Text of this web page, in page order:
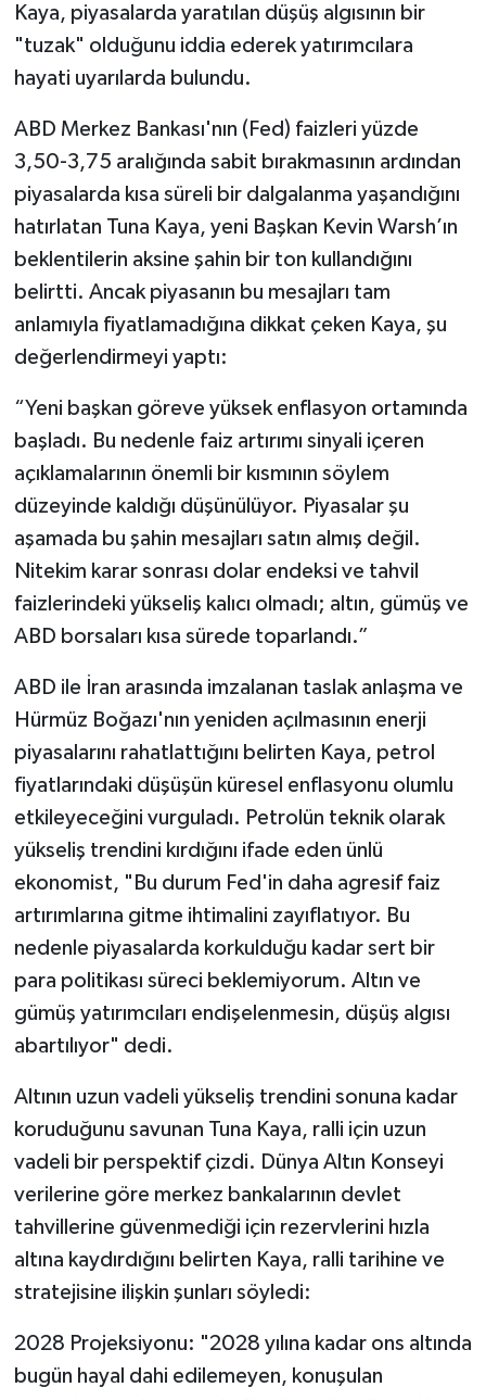
Kaya, piyasalarda yaratılan düşüş algısının bir
"tuzak" olduğunu iddia ederek yatırımcılara
hayati uyarılarda bulundu.
ABD Merkez Bankası'nın (Fed) faizleri yüzde
3,50-3,75 aralığında sabit bırakmasının ardından
piyasalarda kısa süreli bir dalgalanma yaşandığını
hatırlatan Tuna Kaya, yeni Başkan Kevin Warsh’ın
beklentilerin aksine şahin bir ton kullandığını
belirtti. Ancak piyasanın bu mesajları tam
anlamıyla fiyatlamadığına dikkat çeken Kaya, şu
değerlendirmeyi yaptı:
“Yeni başkan göreve yüksek enflasyon ortamında
başladı. Bu nedenle faiz artırımı sinyali içeren
açıklamalarının önemli bir kısmının söylem
düzeyinde kaldığı düşünülüyor. Piyasalar şu
aşamada bu şahin mesajları satın almış değil.
Nitekim karar sonrası dolar endeksi ve tahvil
faizlerindeki yükseliş kalıcı olmadı; altın, gümüş ve
ABD borsaları kısa sürede toparlandı.”
ABD ile İran arasında imzalanan taslak anlaşma ve
Hürmüz Boğazı'nın yeniden açılmasının enerji
piyasalarını rahatlattığını belirten Kaya, petrol
fiyatlarındaki düşüşün küresel enflasyonu olumlu
etkileyeceğini vurguladı. Petrolün teknik olarak
yükseliş trendini kırdığını ifade eden ünlü
ekonomist, "Bu durum Fed'in daha agresif faiz
artırımlarına gitme ihtimalini zayıflatıyor. Bu
nedenle piyasalarda korkulduğu kadar sert bir
para politikası süreci beklemiyorum. Altın ve
gümüş yatırımcıları endişelenmesin, düşüş algısı
abartılıyor" dedi.
Altının uzun vadeli yükseliş trendini sonuna kadar
koruduğunu savunan Tuna Kaya, ralli için uzun
vadeli bir perspektif çizdi. Dünya Altın Konseyi
verilerine göre merkez bankalarının devlet
tahvillerine güvenmediği için rezervlerini hızla
altına kaydırdığını belirten Kaya, ralli tarihine ve
stratejisine ilişkin şunları söyledi:
2028 Projeksiyonu: "2028 yılına kadar ons altında
bugün hayal dahi edilemeyen, konuşulan
Teknoloji
Türkiye
İletişim
Künye